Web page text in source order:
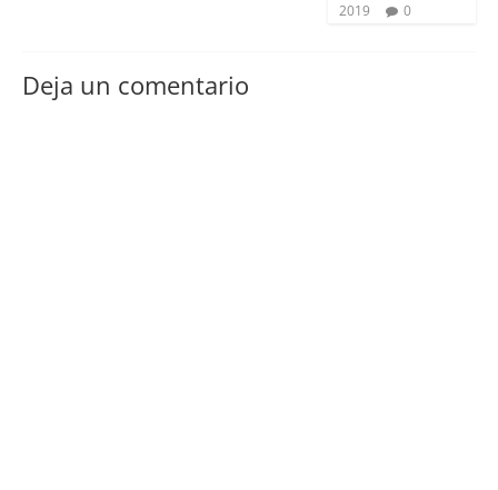
2019
0
Deja un comentario